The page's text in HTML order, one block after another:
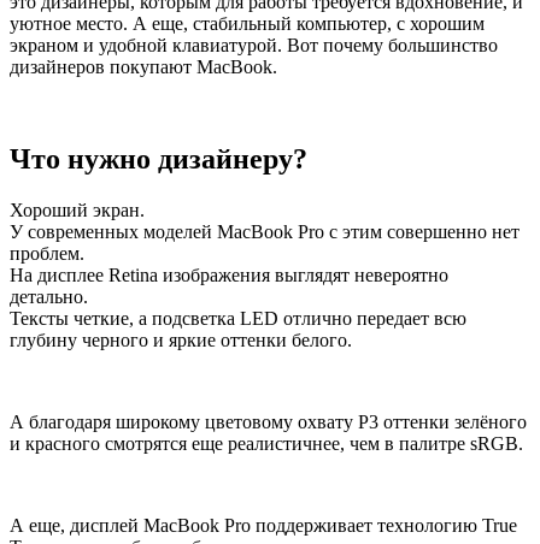
уютное место. А еще, стабильный компьютер, с хорошим
экраном и удобной клавиатурой. Вот почему большинство
дизайнеров покупают MacBook.
Что нужно дизайнеру?
Хороший экран.
У современных моделей MacBook Pro с этим совершенно нет
проблем.
На дисплее Retina изображения выглядят невероятно
детально.
Тексты четкие, а подсветка LED отлично передает всю
глубину черного и яркие оттенки белого.
А благодаря широкому цветовому охвату P3 оттенки зелёного
и красного смотрятся еще реалистичнее, чем в палитре sRGB.
А еще, дисплей MacBook Pro поддерживает технологию True